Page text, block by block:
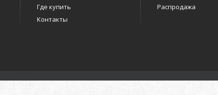
Где купить
Контакты
Распродажа